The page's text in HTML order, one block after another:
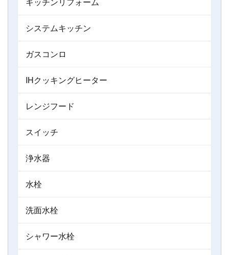
システムキッチン
ガスコンロ
IHクッキングヒーター
レンジフード
スイッチ
浄水器
水栓
洗面水栓
シャワー水栓